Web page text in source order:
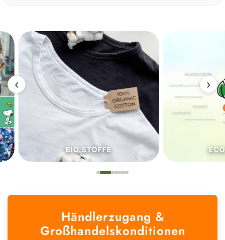
‹
BIO.STOFFE
›
Händlerzugang &
Großhandelskonditionen